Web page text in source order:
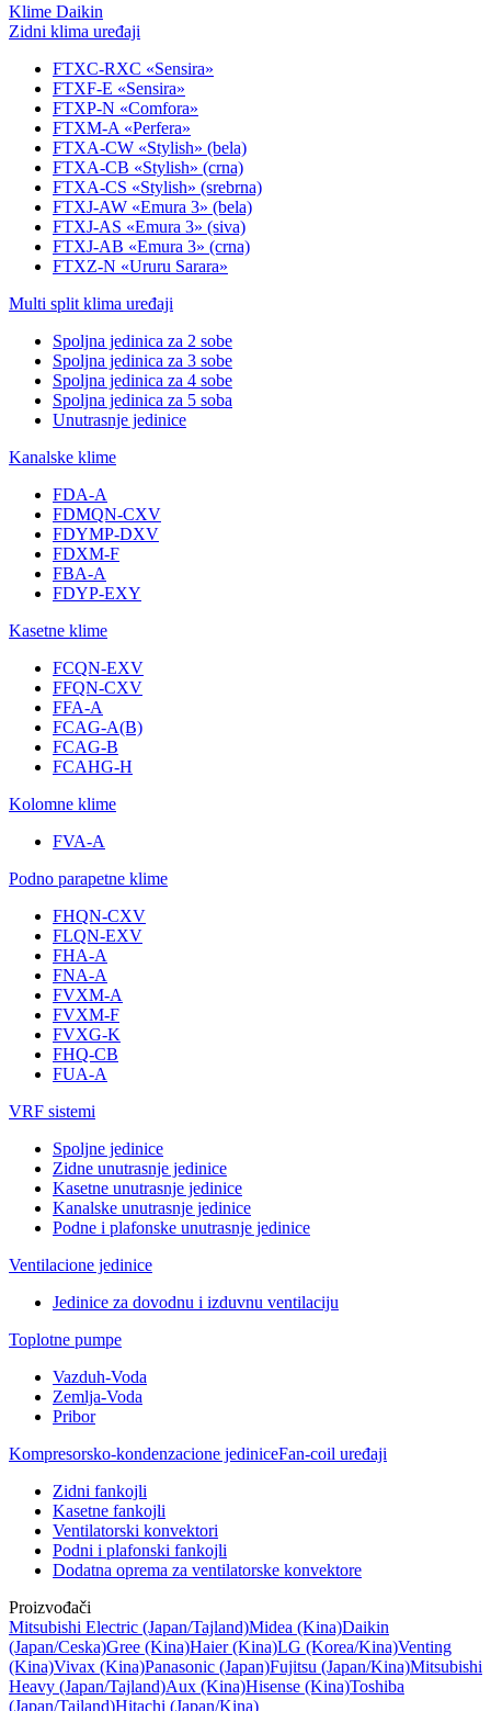
Klime Daikin
Zidni klima uređaji
FTXC-RXC «Sensira»
FTXF-E «Sensira»
FTXP-N «Comfora»
FTXM-A «Perfera»
FTXA-CW «Stylish» (bela)
FTXA-CB «Stylish» (crna)
FTXA-CS «Stylish» (srebrna)
FTXJ-AW «Emura 3» (bela)
FTXJ-AS «Emura 3» (siva)
FTXJ-AB «Emura 3» (crna)
FTXZ-N «Ururu Sarara»
Multi split klima uređaji
Spoljna jedinica za 2 sobe
Spoljna jedinica za 3 sobe
Spoljna jedinica za 4 sobe
Spoljna jedinica za 5 soba
Unutrasnje jedinice
Kanalske klime
FDA-A
FDMQN-CXV
FDYMP-DXV
FDXM-F
FBA-A
FDYP-EXY
Kasetne klime
FCQN-EXV
FFQN-CXV
FFA-A
FCAG-A(B)
FCAG-B
FCAHG-H
Kolomne klime
FVA-A
Podno parapetne klime
FHQN-CXV
FLQN-EXV
FHA-A
FNA-A
FVXM-A
FVXM-F
FVXG-K
FHQ-CB
FUA-A
VRF sistemi
Spoljne jedinice
Zidne unutrasnje jedinice
Kasetne unutrasnje jedinice
Kanalske unutrasnje jedinice
Podne i plafonske unutrasnje jedinice
Ventilacione jedinice
Jedinice za dovodnu i izduvnu ventilaciju
Toplotne pumpe
Vazduh-Voda
Zemlja-Voda
Pribor
Kompresorsko-kondenzacione jediniceFan-coil uređaji
Zidni fankojli
Kasetne fankojli
Ventilatorski konvektori
Podni i plafonski fankojli
Dodatna oprema za ventilatorske konvektore
Proizvođači
Mitsubishi Electric (Japan/Tajland)Midea (Kina)Daikin
(Japan/Ceska)Gree (Kina)Haier (Kina)LG (Korea/Kina)Venting
(Kina)Vivax (Kina)Panasonic (Japan)Fujitsu (Japan/Kina)Mitsubishi
Heavy (Japan/Tajland)Aux (Kina)Hisense (Kina)Toshiba
(Japan/Tajland)Hitachi (Japan/Kina)